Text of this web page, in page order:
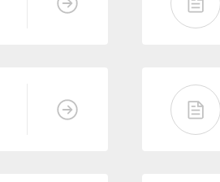
冲孔反光布
反光丝